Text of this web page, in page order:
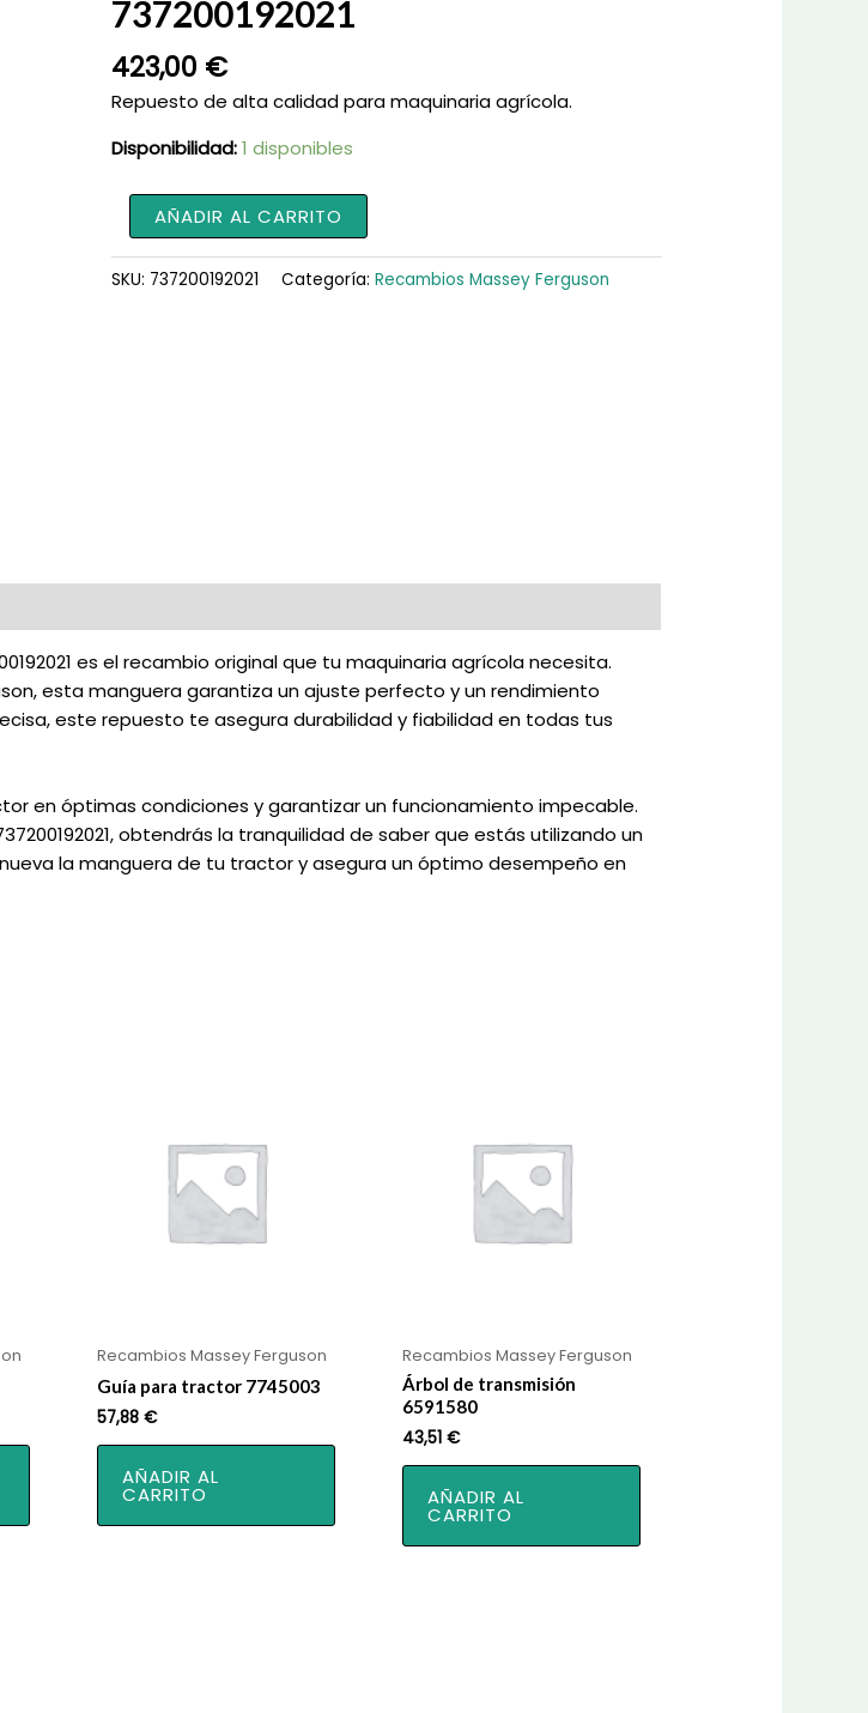
737200192021
423,00 €
Repuesto de alta calidad para maquinaria agrícola.
Disponibilidad:1 disponibles
Manguera
para
Tractor
737200192021
AÑADIR AL CARRITO
SKU: 737200192021 Categoría: Recambios Massey Ferguson
es el recambio original que tu maquinaria agrícola necesita.
esta manguera garantiza un ajuste perfecto y un rendimiento
este repuesto te asegura durabilidad y fiabilidad en todas tus
en óptimas condiciones y garantizar un funcionamiento impecable.
obtendrás la tranquilidad de saber que estás utilizando un
la manguera de tu tractor y asegura un óptimo desempeño en
Recambios Massey Ferguson
Guía para tractor 7745003
57,88 €
AÑADIR AL
CARRITO
Recambios Massey Ferguson
Árbol de transmisión
6591580
43,51 €
AÑADIR AL
CARRITO